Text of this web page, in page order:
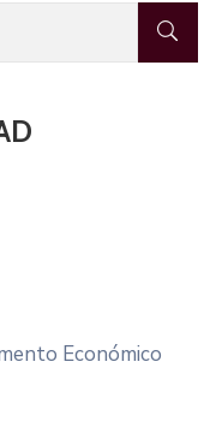
Económico